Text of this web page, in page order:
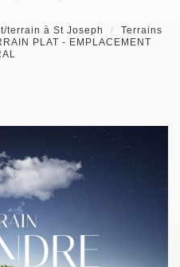
terrain à St Joseph
Terrains
PLAT - EMPLACEMENT